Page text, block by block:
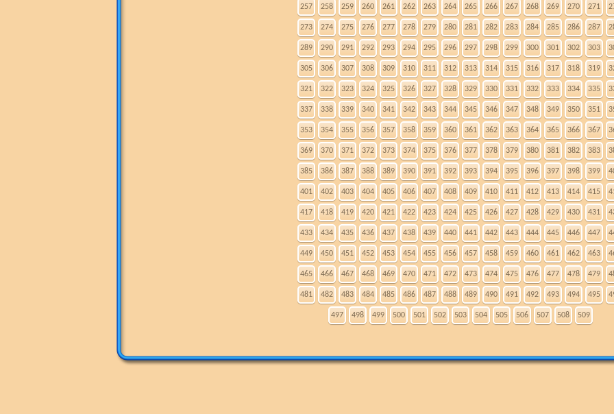
257 258 259 260 261 262 263 264 265 266 267 268 269 270 271
273 274 275 276 277 278 279 280 281 282 283 284 285 286 287
289 290 291 292 293 294 295 296 297 298 299 300 301 302 303
305 306 307 308 309 310 311 312 313 314 315 316 317 318 319
321 322 323 324 325 326 327 328 329 330 331 332 333 334 335
337 338 339 340 341 342 343 344 345 346 347 348 349 350 351
353 354 355 356 357 358 359 360 361 362 363 364 365 366 367
369 370 371 372 373 374 375 376 377 378 379 380 381 382 383
385 386 387 388 389 390 391 392 393 394 395 396 397 398 399
401 402 403 404 405 406 407 408 409 410 411 412 413 414 415
417 418 419 420 421 422 423 424 425 426 427 428 429 430 431
433 434 435 436 437 438 439 440 441 442 443 444 445 446 447
449 450 451 452 453 454 455 456 457 458 459 460 461 462 463
465 466 467 468 469 470 471 472 473 474 475 476 477 478 479
481 482 483 484 485 486 487 488 489 490 491 492 493 494 495
497 498 499 500 501 502 503 504 505 506 507 508 509